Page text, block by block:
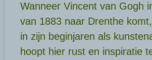
Wanneer Vincent van Gogh
van 1883 naar Drenthe
in zijn beginjaren als
hoopt hier rust en inspiratie